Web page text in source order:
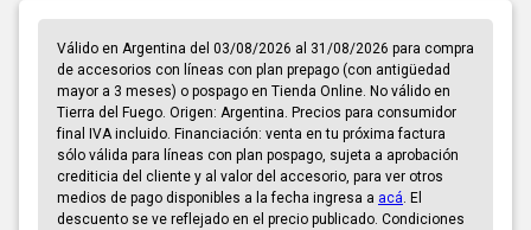
Válido en Argentina del 03/08/2026 al 31/08/2026 para compra
de accesorios con líneas con plan prepago (con antigüedad
mayor a 3 meses) o pospago en Tienda Online. No válido en
Tierra del Fuego. Origen: Argentina. Precios para consumidor
final IVA incluido. Financiación: venta en tu próxima factura
sólo válida para líneas con plan pospago, sujeta a aprobación
crediticia del cliente y al valor del accesorio, para ver otros
medios de pago disponibles a la fecha ingresa a acá . El
descuento se ve reflejado en el precio publicado. Condiciones